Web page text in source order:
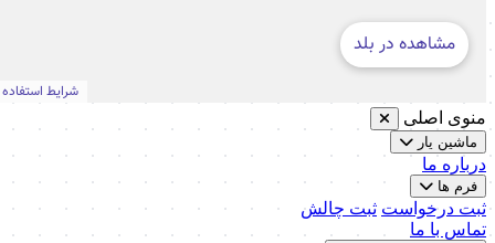
منوی اصلی
ماشین یار
درباره ما
فرم ها
ثبت درخواست ثبت چالش
تماس با ما